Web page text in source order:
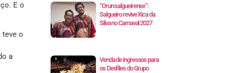
E o
teve o
a
“Orun salgueirense”:
Salgueiro revive Xica da
Silva no Carnaval 2027
Venda de ingressos para
os Desfiles do Grupo